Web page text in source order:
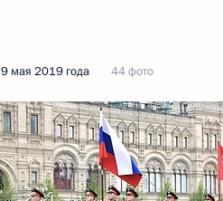
9 мая 2019 года 44 фото